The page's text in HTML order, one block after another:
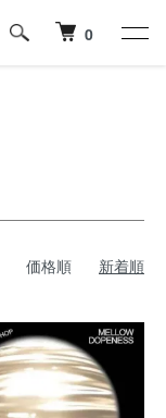
0
価格順 新着順